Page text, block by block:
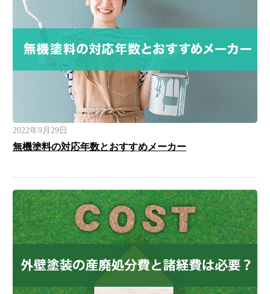
2022年9月29日
無機塗料の対応年数とおすすめメーカー